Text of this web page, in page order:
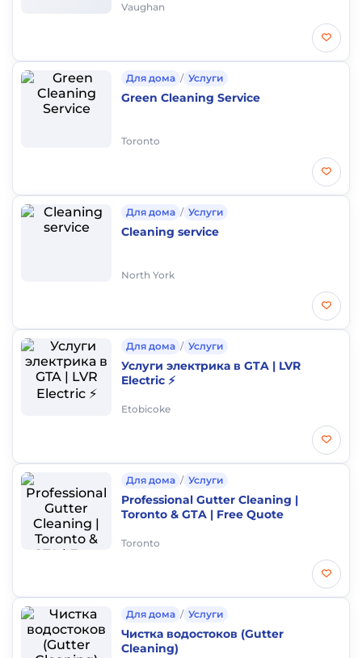
Vaughan
Для дома / Услуги
Green Cleaning Service
Toronto
Для дома / Услуги
Cleaning service
North York
Для дома / Услуги
Услуги электрика в GTA | LVR
Electric ⚡
Etobicoke
Для дома / Услуги
Professional Gutter Cleaning |
Toronto & GTA | Free Quote
Toronto
Для дома / Услуги
Чистка водостоков (Gutter
Cleaning)